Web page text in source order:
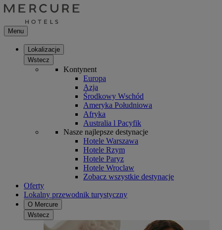
Menu
Lokalizacje
Wstecz
Kontynent
Europa
Azja
Środkowy Wschód
Ameryka Południowa
Afryka
Australia l Pacyfik
Nasze najlepsze destynacje
Hotele Warszawa
Hotele Rzym
Hotele Paryz
Hotele Wroclaw
Zobacz wszystkie destynacje
Oferty
Lokalny przewodnik turystyczny
O Mercure
Wstecz